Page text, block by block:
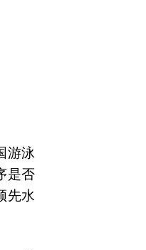
游泳
是否
先水